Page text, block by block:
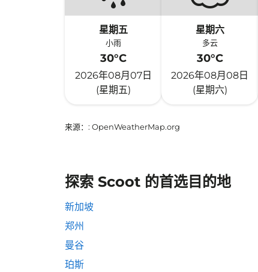
星期五
小雨
30°C
2026年08月07日
(星期五)
星期六
多云
30°C
2026年08月08日
(星期六)
来源： : OpenWeatherMap.org
探索 Scoot 的首选目的地
新加坡
郑州
曼谷
珀斯